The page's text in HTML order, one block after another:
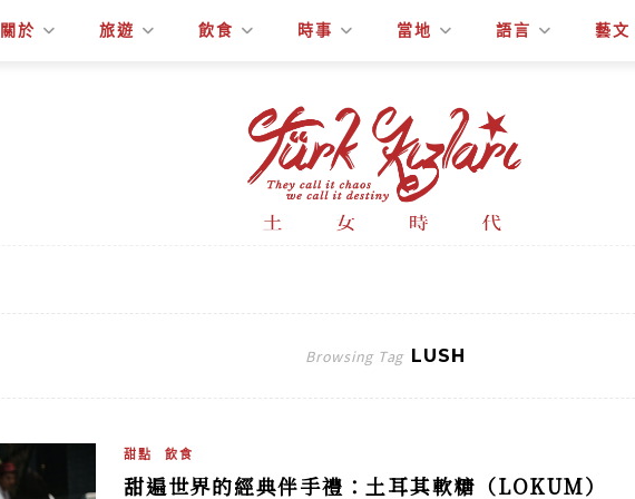
關於 旅遊 飲食 時事 當地 語言 藝文
Browsing Tag LUSH
甜點 飲食
甜遍世界的經典伴手禮：土耳其軟糖（LOKUM）